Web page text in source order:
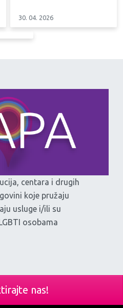
30. 04. 2026
centara i drugih
koje pružaju
usluge i/ili su
osobama
nas!